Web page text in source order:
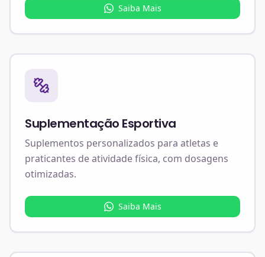
Saiba Mais
Suplementação Esportiva
Suplementos personalizados para atletas e
praticantes de atividade física, com dosagens
otimizadas.
Saiba Mais